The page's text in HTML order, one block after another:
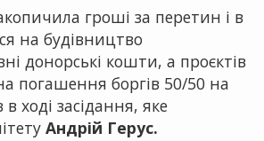
гроші за перетин і в
на будівництво
донорські кошти, а проєктів
погашення боргів 50/50 на
ході засідання, яке
Андрій Герус.